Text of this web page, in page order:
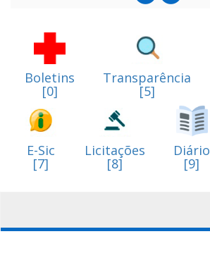
Boletins
[0]
Transparência
[5]
E-Sic
[7]
Licitações
[8]
Diário
[9]